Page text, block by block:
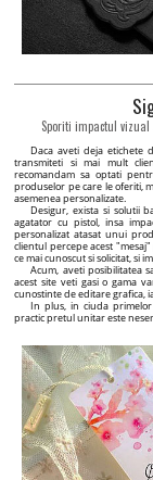
Sporiti impactul
Daca aveti deja etichete
transmiteti si mai mult
recomandam sa optati
produselor pe care le oferiti,
asemenea personalizate.
Desigur, exista si solutii
agatator cu pistol, insa
personalizat atasat unui
clientul percepe acest
ce mai cunoscut si solicitat, si
Acum, aveti posibilitatea
acest site veti gasi o gama
cunostinte de editare grafica,
In plus, in ciuda
practic pretul unitar este